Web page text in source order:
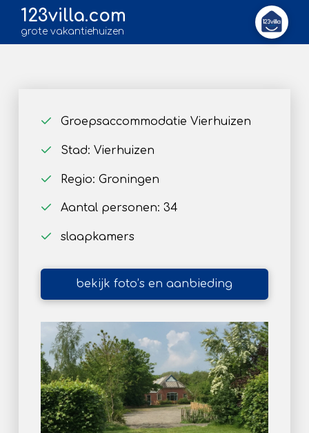
123villa.com
grote vakantiehuizen
Groepsaccommodatie Vierhuizen
Stad: Vierhuizen
Regio: Groningen
Aantal personen: 34
slaapkamers
bekijk foto’s en aanbieding